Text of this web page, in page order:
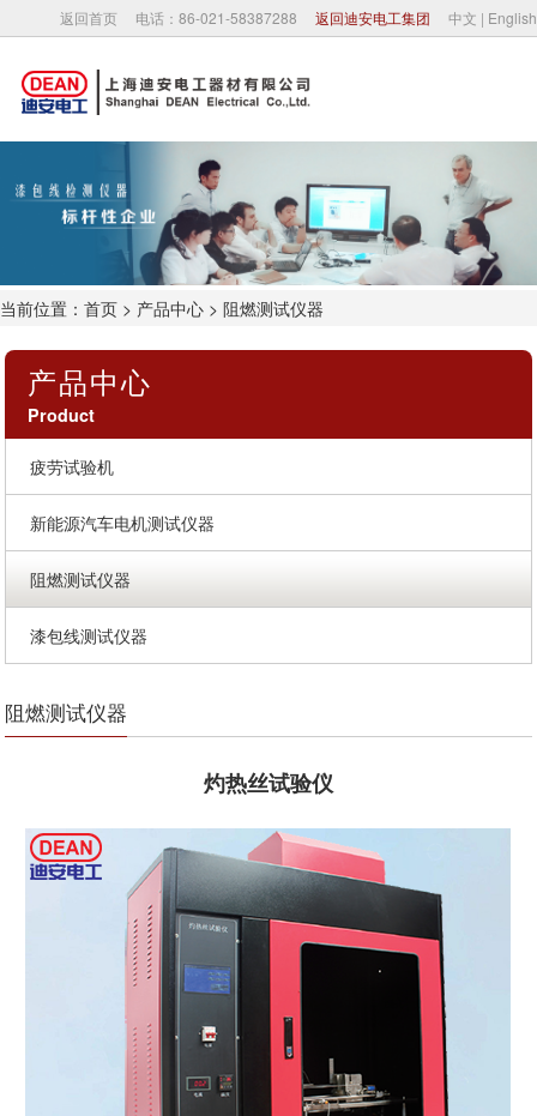
中文 | English
返回迪安电工集团
电话：86-021-58387288
返回首页
关于我们
公司新闻
合作伙伴
联系我们
当前位置： 首页 > 产品中心 > 阻燃测试仪器
产品中心
Product
疲劳试验机
新能源汽车电机测试仪器
阻燃测试仪器
漆包线测试仪器
阻燃测试仪器
灼热丝试验仪